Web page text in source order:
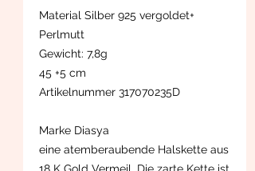
Material Silber 925 vergoldet+
Perlmutt
Gewicht: 7,8g
45 +5 cm
Artikelnummer 317070235D
Marke Diasya
eine atemberaubende Halskette aus